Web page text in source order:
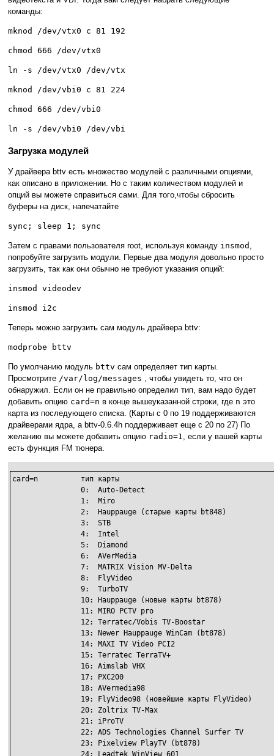
команды:
mknod /dev/vtx0 c 81 192
chmod 666 /dev/vtx0
ln -s /dev/vtx0 /dev/vtx
mknod /dev/vbi0 c 81 224
chmod 666 /dev/vbi0
ln -s /dev/vbi0 /dev/vbi
Загрузка модулей
У драйвера bttv есть множество модулей с различными опциями,
как описано в приложении. Но с таким количеством модулей и
опций вы можете справиться сами. Для того,чтобы сбросить
буферы на диск, напечатайте
sync; sleep 1; sync
Затем с правами пользователя root, используя команду insmod
попробуйте загрузить модули. Первые два модуля довольно просто
загрузить, так как они обычно не требуют указания опций:
insmod videodev
insmod i2c
Теперь можно загрузить сам модуль драйвера bttv:
modprobe bttv
По умолчанию модуль bttv сам определяет тип карты.
Просмотрите /var/log/messages , чтобы увидеть то, что он
обнаружил. Если он не правильно определил тип, вам надо будет
добавить опцию card=n в конце вышеуказанной строки, где n это
карта из последующего списка. (Карты с 0 по 19 поддерживаются
драйверами ядра, а bttv-0.6.4h поддерживает еще с 20 по 27) По
желанию вы можете добавить опцию radio=1
, если у вашей карты
есть функция FM тюнера.
card=n		тип карты